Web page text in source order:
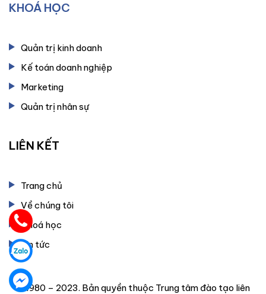
KHOÁ HỌC
Quản trị kinh doanh
Kế toán doanh nghiệp
Marketing
Quản trị nhân sự
LIÊN KẾT
Trang chủ
Về chúng tôi
Khoá học
Tin tức
© 1980 – 2023. Bản quyền thuộc Trung tâm đào tạo liên